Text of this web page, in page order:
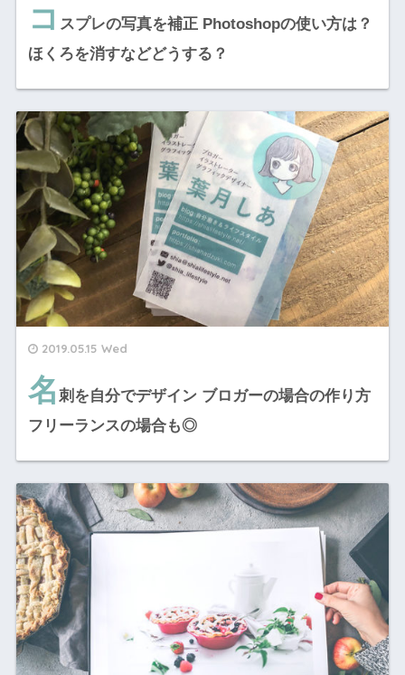
コ スプレの写真を補正 Photoshopの使い方は？
ほくろを消すなどどうする？
2019.05.15 Wed
名 刺を自分でデザイン ブロガーの場合の作り方
フリーランスの場合も◎